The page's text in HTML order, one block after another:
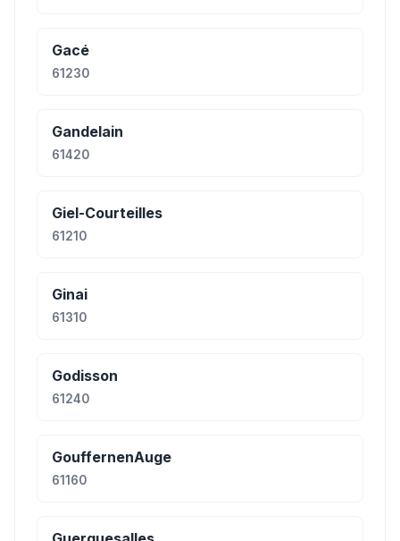
Gacé
61230
Gandelain
61420
Giel-Courteilles
61210
Ginai
61310
Godisson
61240
GouffernenAuge
61160